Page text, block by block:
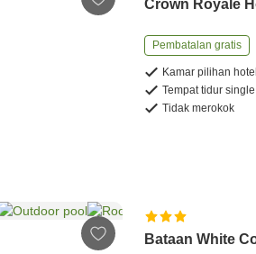
Crown Royale
Pembatalan gratis
Kamar pilihan hotel
Tempat tidur single
Tidak merokok
Bataan White